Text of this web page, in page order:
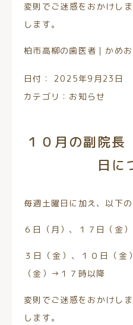
変則でご迷惑をおかけし
します。
柏市高柳の歯医者｜かめ
日付： 2025年9月23日
カテゴリ： お知らせ
１０月の副院長
日に
毎週土曜日に加え、以下
６日（月）、１７日（金
３日（金）、１０日（金
（金）→１７時以降
変則でご迷惑をおかけし
します。